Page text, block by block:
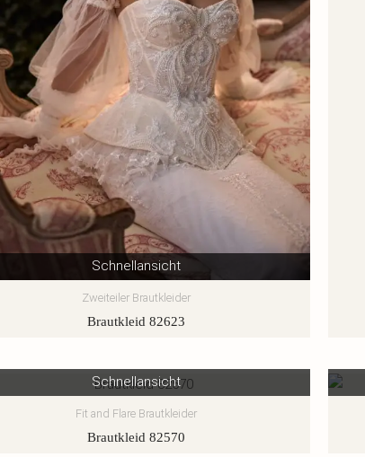
Schnellansicht
Zweiteiler Brautkleider
Brautkleid 82623
Schnellansicht
Fit and Flare Brautkleider
Brautkleid 82570